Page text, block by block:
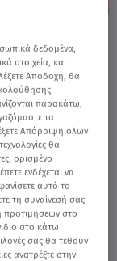
ΑΣΗ ΜΠΗΛΙΟΥ
δεδομένα,
στοιχεία, και
Αποδοχή, θα
παρακάτω,
τα
Απόρριψη όλων
θα
ορισμένο
ενδέχεται να
αυτό το
τη συναίνεσή σας
προτιμήσεων στο
στο κάτω
σας θα τεθούν
ανατρέξτε στην